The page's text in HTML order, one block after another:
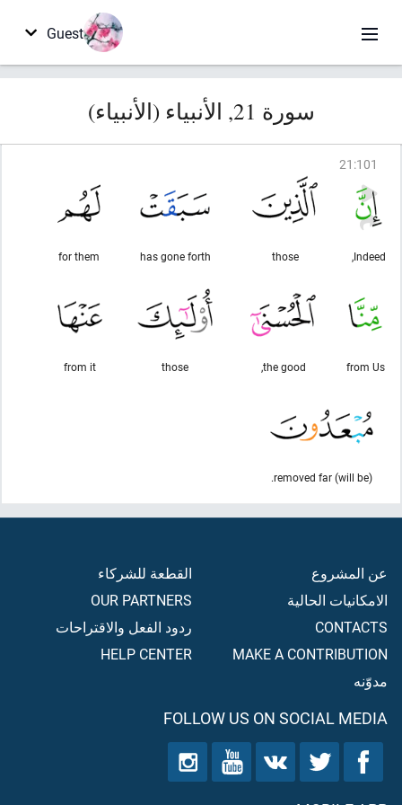
Guest
سورة 21, الأنبياء (الأنبياء)
21 :101
Indeed,
those
has gone forth
for them
from Us
the good,
those
from it
(will be) removed far.
عن المشروع
الامكانيات الحالية
CONTACTS
MAKE A CONTRIBUTION
مدوّنه
القطعة للشركاء
OUR PARTNERS
ردود الفعل والاقتراحات
HELP CENTER
FOLLOW US ON SOCIAL MEDIA